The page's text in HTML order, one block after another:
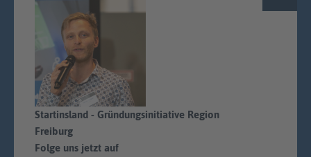
Startinsland - Gründungsinitiative Region
Freiburg
Folge uns jetzt auf